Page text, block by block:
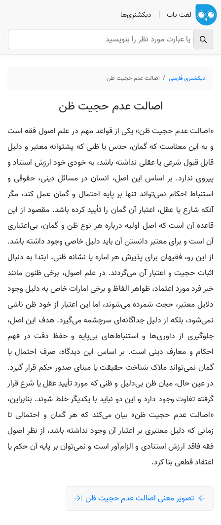
لغت یاب | دیکشنری‌ها
دیکشنری فارسی اصالت عدم حجیت ظن
اصالت عدم حجیت ظن
«اصالت عدم حجیت ظن» یکی از قواعد مهم در علم اصول فقه است
و به این معناست که گمان، حدس یا ظنی که پشتوانه معتبر و دلیل
قابل قبول شرعی یا عقلی نداشته باشد، به خودی خود ارزش استناد و
پیروی ندارد. بر اساس این اصل، انسان در مسائل دینی، حقوقی و
استنباط احکام نمی‌تواند تنها بر پایه احتمال و گمان عمل کند، مگر
آنکه شارع یا عقل، اعتبار آن گمان را تأیید کرده باشد. مقصود از این
قاعده آن است که اصل اولیه درباره هر نوع ظن و گمان، بی‌اعتباری
آن است و برای معتبر دانستن آن باید دلیل خاصی وجود داشته باشد.
از این رو، فقیهان برای پذیرش هر اماره یا نشانه ظنی، ابتدا به دنبال
اثبات حجیت و اعتبار آن می‌گردند. در علم اصول، برخی ظنون مانند
خبر فرد مورد اعتماد، ظواهر الفاظ و برخی امارات خاص به دلیل وجود
دلایل معتبر، حجت شمرده می‌شوند، اما این اعتبار از خود ظن ناشی
نمی‌شود، بلکه از دلیل جداگانه‌ای سرچشمه می‌گیرد. هدف این اصل،
جلوگیری از داوری‌ها و استنباط‌های بی‌پایه و حفظ دقت در فهم
احکام و معارف دینی است. بر اساس این دیدگاه، صرف احتمال یا
گمان نمی‌تواند ملاک شناخت حقیقت یا مبنای صدور حکم قرار گیرد.
در عین حال، میان ظن بی‌دلیل و ظنی که مورد تأیید عقل یا شرع قرار
گرفته تفاوت وجود دارد و این دو نباید با یکدیگر خلط شوند. بنابراین،
«اصالت عدم حجیت ظن» بیان می‌کند که هر گمان و احتمالی تا
زمانی که دلیل معتبری بر اعتبار آن وجود نداشته باشد، از نظر اصول
فقه فاقد ارزش استنادی و الزام‌آور است و نمی‌توان بر پایه آن حکم یا
اعتقاد قطعی بنا کرد.
تصویر معنی اصالت عدم حجیت ظن